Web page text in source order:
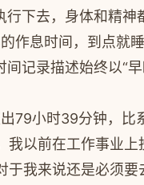
下去，身体和精神
作息时间，到点就
记录描述始终以“
79小时39分钟，比
我以前在工作事业
于我来说还是必须